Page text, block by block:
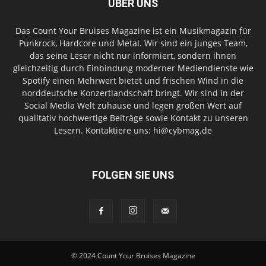
ÜBER UNS
Das Count Your Bruises Magazine ist ein Musikmagazin für
Punkrock, Hardcore und Metal. Wir sind ein junges Team,
das seine Leser nicht nur informiert, sondern ihnen
gleichzeitig durch Einbindung moderner Mediendienste wie
Spotify einen Mehrwert bietet und frischen Wind in die
norddeutsche Konzertlandschaft bringt. Wir sind in der
Social Media Welt zuhause und legen großen Wert auf
qualitativ hochwertige Beiträge sowie Kontakt zu unseren
Lesern. Kontaktiere uns: hi@cybmag.de
FOLGEN SIE UNS
© 2024 Count Your Bruises Magazine